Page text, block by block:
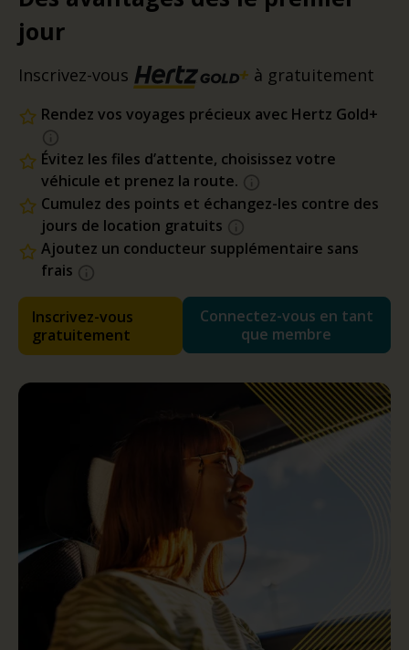
jour
Inscrivez-vous à gratuitement
Rendez vos voyages précieux avec Hertz Gold+
Évitez les files d’attente, choisissez votre
véhicule et prenez la route.
Cumulez des points et échangez-les contre des
jours de location gratuits
Ajoutez un conducteur supplémentaire sans
frais
Inscrivez-vous
gratuitement
Connectez-vous en tant
que membre